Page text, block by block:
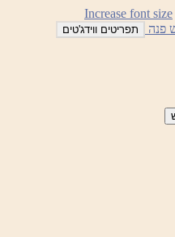
Increase font size
תפריטים ווידג'טים